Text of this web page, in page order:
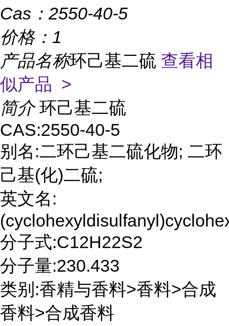
Cas： 2550-40-5
价格： 1
产品名称环己基二硫 查看相
似产品 >
简介 环己基二硫
CAS:2550-40-5
别名:二环己基二硫化物; 二环
己基(化)二硫;
英文名:
分子式:C12H22S2
分子量:230.433
类别:香精与香料>香料>合成
香料>合成香料